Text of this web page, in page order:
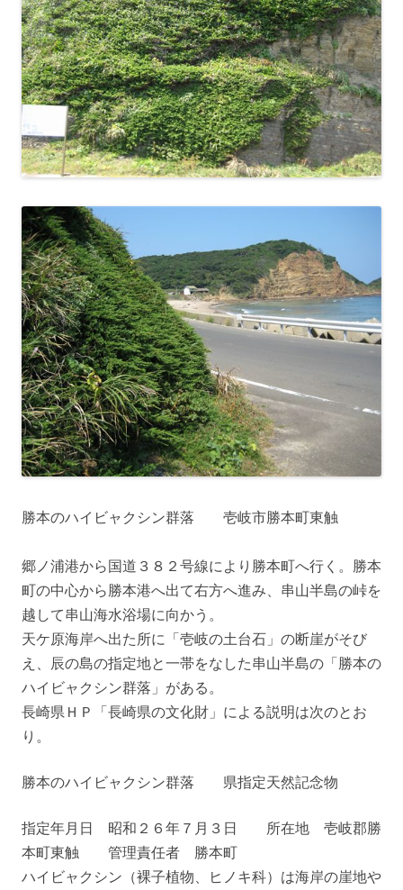
勝本のハイビャクシン群落 壱岐市勝本町東触
郷ノ浦港から国道３８２号線により勝本町へ行く。勝本
町の中心から勝本港へ出て右方へ進み、串山半島の峠を
越して串山海水浴場に向かう。
天ケ原海岸へ出た所に「壱岐の土台石」の断崖がそび
え、辰の島の指定地と一帯をなした串山半島の「勝本の
ハイビャクシン群落」がある。
長崎県ＨＰ「長崎県の文化財」による説明は次のとお
り。
勝本のハイビャクシン群落 県指定天然記念物
指定年月日 昭和２６年７月３日 所在地 壱岐郡勝
本町東触 管理責任者 勝本町
ハイビャクシン（裸子植物、ヒノキ科）は海岸の崖地や